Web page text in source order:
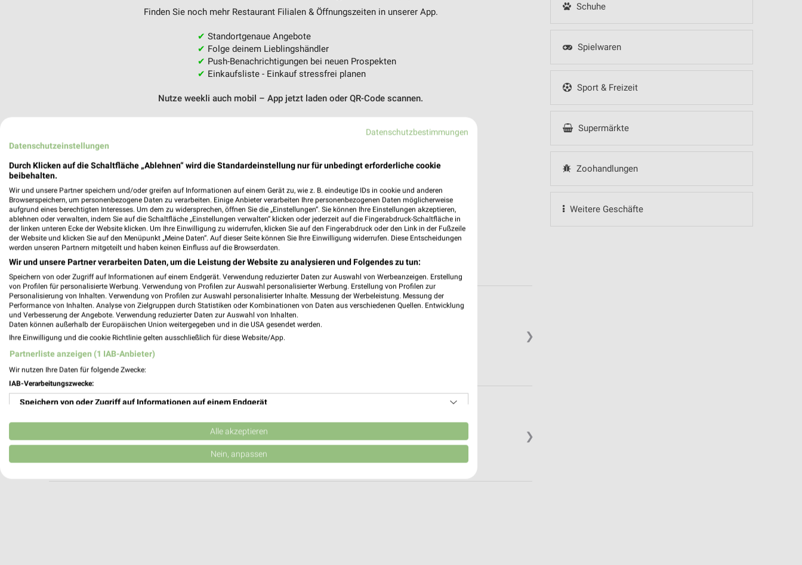
Schuhe
Spielwaren
Sport & Freizeit
Supermärkte
Zoohandlungen
Weitere Geschäfte
Finden Sie noch mehr Restaurant Filialen & Öffnungszeiten in unserer App.
✔ Standortgenaue Angebote
✔ Folge deinem Lieblingshändler
✔ Push-Benachrichtigungen bei neuen Prospekten
✔ Einkaufsliste - Einkauf stressfrei planen
Nutze weekli auch mobil – App jetzt laden oder QR-Code scannen.
❯
NORDSEE Ansbach Brücken-Center
Residenzstraße 2-6
91522 Ansbach
Heute 10:00 - 19:00 Uhr |
408,87 km
❯
Subway Ansbach
Heute 09:30 - 23:00 Uhr | Geschlossen
Datenschutzbestimmungen
Datenschutzeinstellungen
Durch Klicken auf die Schaltfläche „Ablehnen“ wird die Standardeinstellung nur für unbedingt erforderliche cookie
beibehalten.
Wir und unsere Partner speichern und/oder greifen auf Informationen auf einem Gerät zu, wie z. B. eindeutige IDs in cookie und anderen
Browserspeichern, um personenbezogene Daten zu verarbeiten. Einige Anbieter verarbeiten Ihre personenbezogenen Daten möglicherweise
aufgrund eines berechtigten Interesses. Um dem zu widersprechen, öffnen Sie die „Einstellungen“. Sie können Ihre Einstellungen akzeptieren,
ablehnen oder verwalten, indem Sie auf die Schaltfläche „Einstellungen verwalten“ klicken oder jederzeit auf die Fingerabdruck-Schaltfläche in
der linken unteren Ecke der Website klicken. Um Ihre Einwilligung zu widerrufen, klicken Sie auf den Fingerabdruck oder den Link in der Fußzeile
der Website und klicken Sie auf den Menüpunkt „Meine Daten“. Auf dieser Seite können Sie Ihre Einwilligung widerrufen. Diese Entscheidungen
werden unseren Partnern mitgeteilt und haben keinen Einfluss auf die Browserdaten.
Wir und unsere Partner verarbeiten Daten, um die Leistung der Website zu analysieren und Folgendes zu tun:
Speichern von oder Zugriff auf Informationen auf einem Endgerät. Verwendung reduzierter Daten zur Auswahl von Werbeanzeigen. Erstellung
von Profilen für personalisierte Werbung. Verwendung von Profilen zur Auswahl personalisierter Werbung. Erstellung von Profilen zur
Personalisierung von Inhalten. Verwendung von Profilen zur Auswahl personalisierter Inhalte. Messung der Werbeleistung. Messung der
Performance von Inhalten. Analyse von Zielgruppen durch Statistiken oder Kombinationen von Daten aus verschiedenen Quellen. Entwicklung
und Verbesserung der Angebote. Verwendung reduzierter Daten zur Auswahl von Inhalten.
Daten können außerhalb der Europäischen Union weitergegeben und in die USA gesendet werden.
Ihre Einwilligung und die cookie Richtlinie gelten ausschließlich für diese Website/App.
Partnerliste anzeigen (1 IAB-Anbieter)
Wir nutzen Ihre Daten für folgende Zwecke:
IAB-Verarbeitungszwecke:
Speichern von oder Zugriff auf Informationen auf einem Endgerät
Verwendung reduzierter Daten zur Auswahl von Werbeanzeigen
Erstellung von Profilen für personalisierte Werbung
Alle akzeptieren
Nein, anpassen